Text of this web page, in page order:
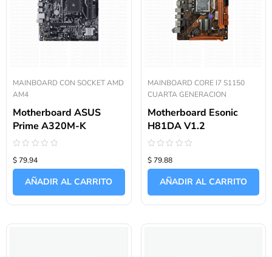
MAINBOARD CON SOCKET AMD
AM4
Motherboard ASUS
Prime A320M-K
con
0
$ 79.94
AÑADIR AL CARRITO
MAINBOARD CORE I7 S1150
CUARTA GENERACION
Motherboard Esonic
H81DA V1.2
con
0
$ 79.88
AÑADIR AL CARRITO